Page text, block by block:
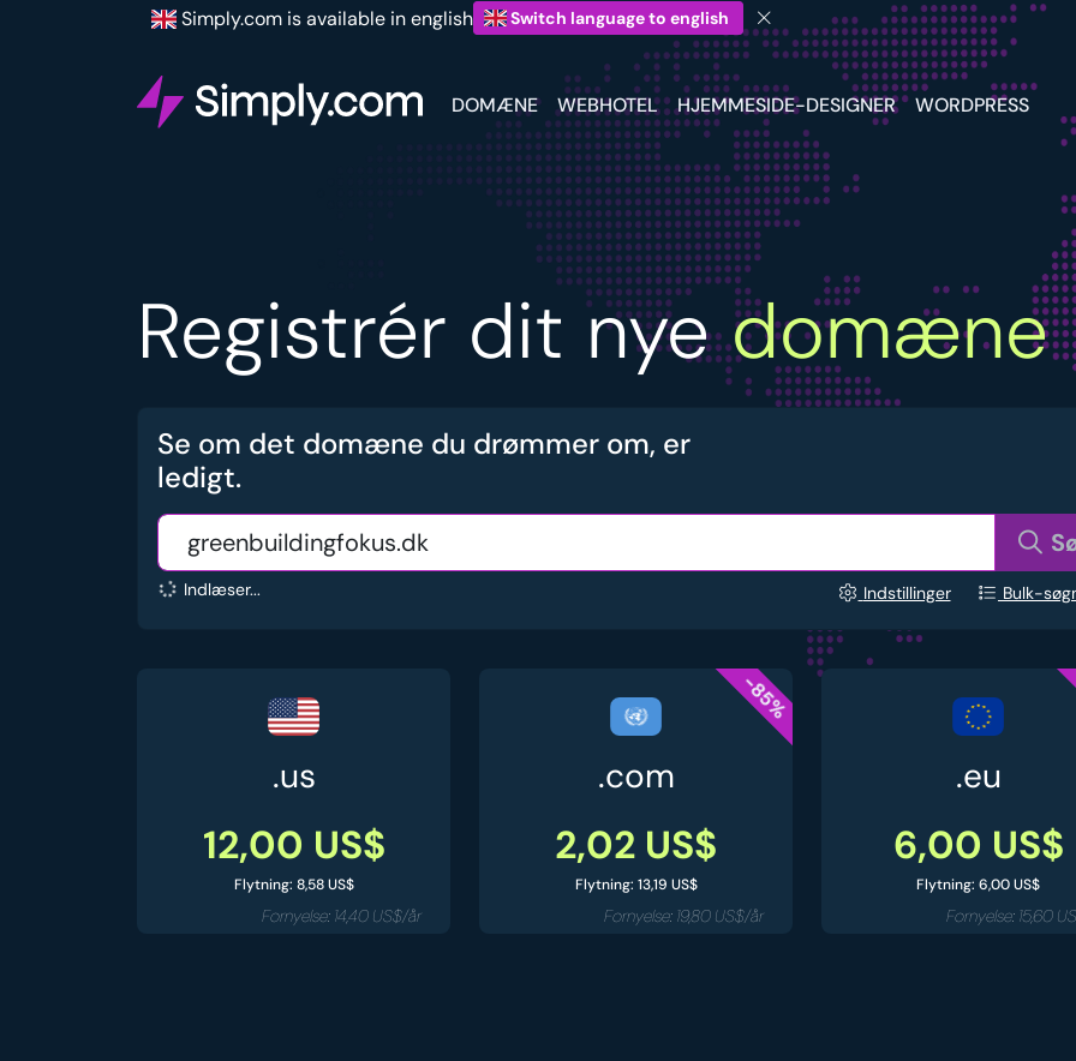
Simply.com is available in english Switch language to english
DOMÆNE WEBHOTEL HJEMMESIDE-DESIGNER WORDPRESS
Registrér dit nyedomæne
Se om det domæne du drømmer om, er
ledigt.
Indlæser... Indstillinger Bulk-
.us
12,00 US$
Flytning: 8,58 US$
Fornyelse: 14,40 US$/år
-85%
.com
2,02 US$
Flytning: 13,19 US$
Fornyelse: 19,80 US$/år
.eu
6,00 US$
Flytning: 6,00 US$
Fornyelse: 15,60